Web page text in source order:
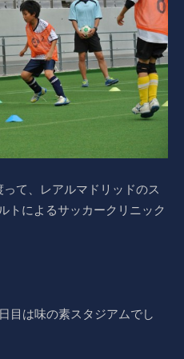
て、レアルマドリッドのス
トによるサッカークリニック
目は味の素スタジアムでし